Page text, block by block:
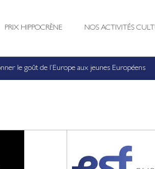
le goût de l’Europe aux jeunes Européens
PRIX HIPPOCRÈNE NOS ACTIVITÉS